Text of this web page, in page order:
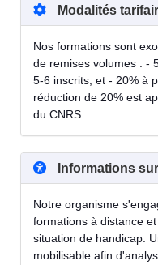
Modalités
Nos formations sont
de remises volumes : -
5-6 inscrits, et - 20% à
réduction de 20% est
du CNRS.
Informations
Notre organisme
formations à distance
situation de handicap.
mobilisable afin